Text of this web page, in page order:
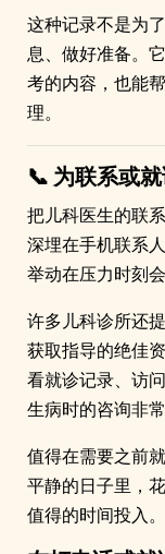
这种记录不是为
息、做好准备。
考的内容，也能
理。
📞 为联系或
把儿科医生的联
深埋在手机联系
举动在压力时刻
许多儿科诊所还
获取指导的绝佳
看就诊记录、访
生病时的咨询非
值得在需要之前
平静的日子里，
值得的时间投入。